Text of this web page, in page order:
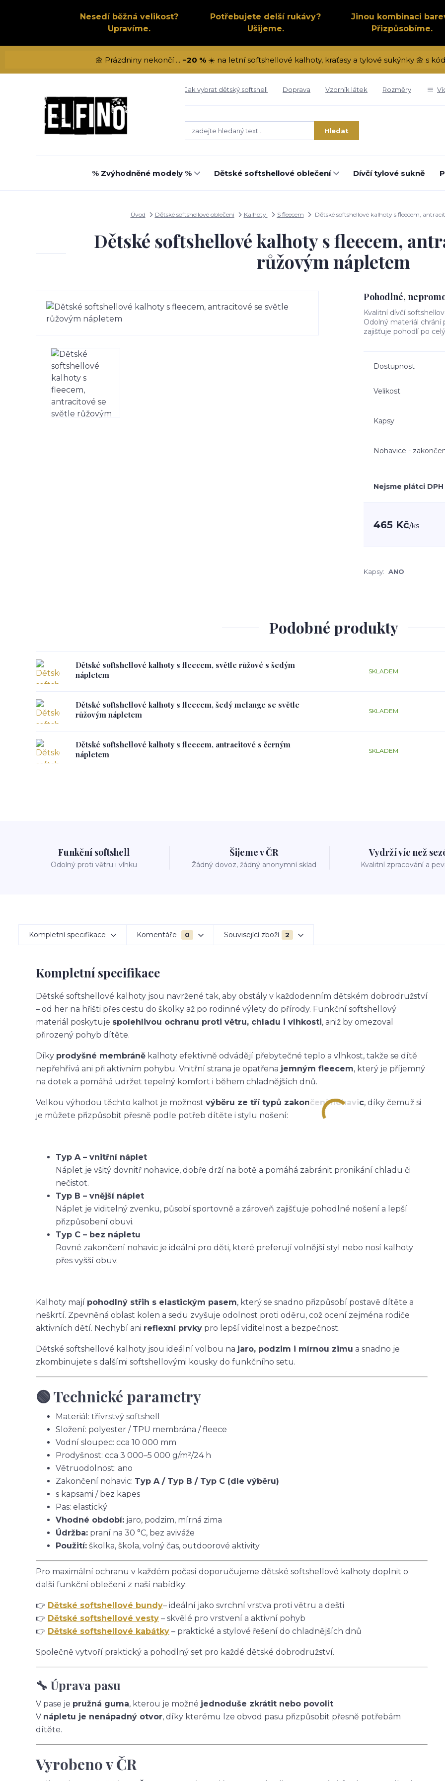
Nesedí běžná velikost?
Upravíme.
Potřebujete delší rukávy?
Ušijeme.
Jinou kombinaci
Přizpůsobíme.
🌼 Prázdniny nekončí ... −20 %☀️ na letní softshellové kalhoty, kraťasy a tylové sukýnky 🌼 s
Jak vybrat dětský softshell Doprava Vzorník látek Rozměry
Hledat
% Zvýhodněné modely % Dětské softshellové oblečení Dívčí tylové sukně
Úvod Dětské softshellové oblečení Kalhoty S fleecem Dětské softshellové kalhoty s fleecem,
Dětské softshellové kalhoty s fleecem,
růžovým nápletem
Pohodlné,
Kvalitní dívčí
Odolný materiál
zajišťuje pohodlí po
Dostupnost
Velikost
Kapsy
Nohavice -
Nejsme plátci DPH
465 Kč/ks
Kapsy: ANO
Podobné produkty
Dětské softshellové kalhoty s fleecem, světle růžové s šedým
nápletem
SKLADEM
Dětské softshellové kalhoty s fleecem, šedý melange se světle
růžovým nápletem
SKLADEM
Dětské softshellové kalhoty s fleecem, antracitové s černým
nápletem
SKLADEM
Funkční softshell
Odolný proti větru i vlhku
Šijeme v ČR
Žádný dovoz, žádný anonymní sklad
Vydrží víc než
Kvalitní zpracování a
Kompletní specifikace Komentáře 0 Související zboží 2
Kompletní specifikace
Dětské softshellové kalhoty jsou navržené tak, aby obstály v každodenním dětském dobrodružství
– od her na hřišti přes cestu do školky až po rodinné výlety do přírody. Funkční softshellový
materiál poskytuje spolehlivou ochranu proti větru, chladu i vlhkosti, aniž by omezoval
přirozený pohyb dítěte.
Díky prodyšné membráně kalhoty efektivně odvádějí přebytečné teplo a vlhkost, takže se dítě
nepřehřívá ani při aktivním pohybu. Vnitřní strana je opatřena jemným fleecem, který je příjemný
na dotek a pomáhá udržet tepelný komfort i během chladnějších dnů.
Velkou výhodou těchto kalhot je možnost výběru ze tří typů zakončení nohavic, díky čemuž si
je můžete přizpůsobit přesně podle potřeb dítěte i stylu nošení:
Typ A – vnitřní náplet
Náplet je všitý dovnitř nohavice, dobře drží na botě a pomáhá zabránit pronikání chladu či
nečistot.
Typ B – vnější náplet
Náplet je viditelný zvenku, působí sportovně a zároveň zajišťuje pohodlné nošení a lepší
přizpůsobení obuvi.
Typ C – bez nápletu
Rovné zakončení nohavic je ideální pro děti, které preferují volnější styl nebo nosí kalhoty
přes vyšší obuv.
Kalhoty mají pohodlný střih s elastickým pasem, který se snadno přizpůsobí postavě dítěte a
neškrtí. Zpevněná oblast kolen a sedu zvyšuje odolnost proti oděru, což ocení zejména rodiče
aktivních dětí. Nechybí ani reflexní prvky pro lepší viditelnost a bezpečnost.
Dětské softshellové kalhoty jsou ideální volbou na jaro, podzim i mírnou zimu a snadno je
zkombinujete s dalšími softshellovými kousky do funkčního setu.
🟢 Technické parametry
Materiál: třívrstvý softshell
Složení: polyester / TPU membrána / fleece
Vodní sloupec: cca 10 000 mm
Prodyšnost: cca 3 000–5 000 g/m²/24 h
Větruodolnost: ano
Zakončení nohavic: Typ A / Typ B / Typ C (dle výběru)
s kapsami / bez kapes
Pas: elastický
Vhodné období: jaro, podzim, mírná zima
Údržba: praní na 30 °C, bez aviváže
Použití: školka, škola, volný čas, outdoorové aktivity
Pro maximální ochranu v každém počasí doporučujeme dětské softshellové kalhoty doplnit o
další funkční oblečení z naší nabídky:
👉 Dětské softshellové bundy– ideální jako svrchní vrstva proti větru a dešti
👉 Dětské softshellové vesty – skvělé pro vrstvení a aktivní pohyb
👉 Dětské softshellové kabátky – praktické a stylové řešení do chladnějších dnů
Společně vytvoří praktický a pohodlný set pro každé dětské dobrodružství.
🔧 Úprava pasu
V pase je pružná guma, kterou je možné jednoduše zkrátit nebo povolit.
V nápletu je nenápadný otvor, díky kterému lze obvod pasu přizpůsobit přesně potřebám
dítěte.
Vyrobeno v ČR